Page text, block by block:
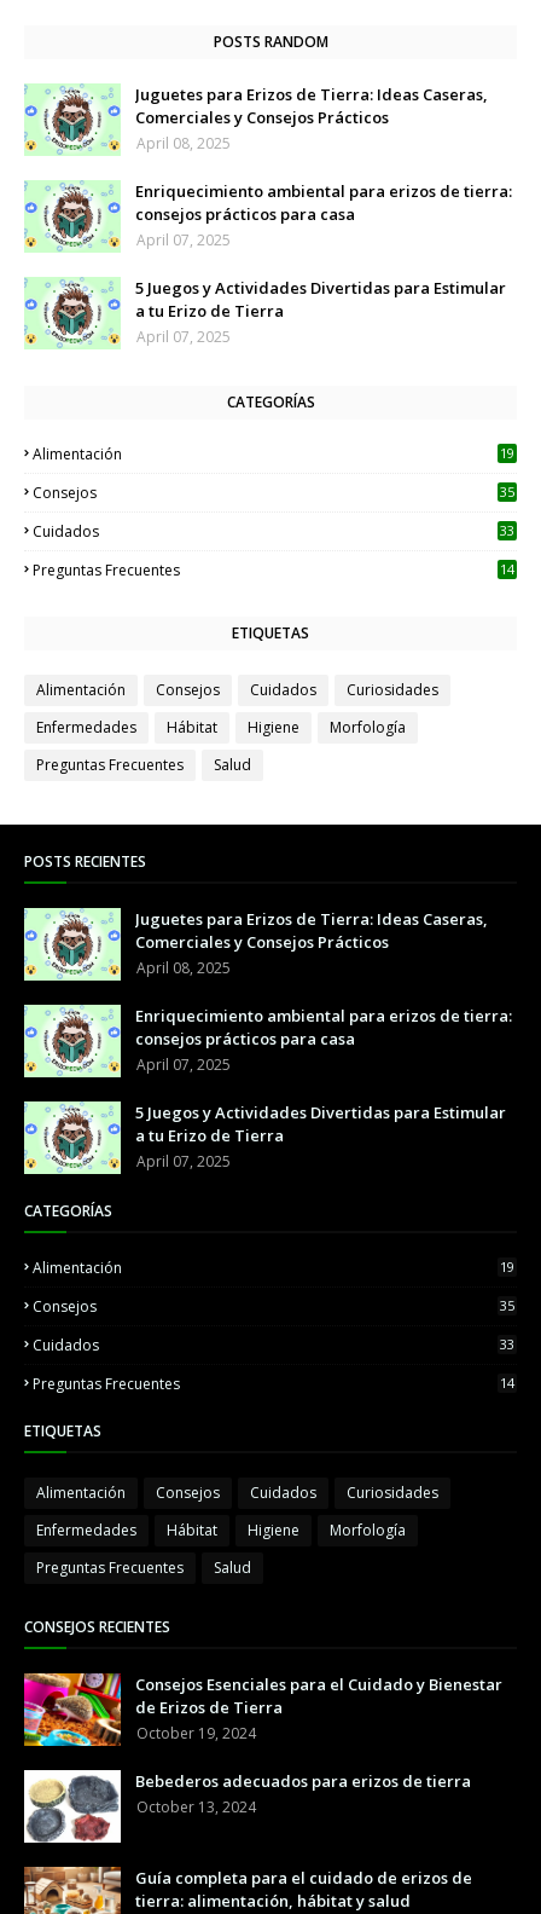
POSTS RANDOM
Juguetes para Erizos de Tierra: Ideas Caseras,
Comerciales y Consejos Prácticos
April 08, 2025
Enriquecimiento ambiental para erizos de tierra:
consejos prácticos para casa
April 07, 2025
5 Juegos y Actividades Divertidas para Estimular
a tu Erizo de Tierra
April 07, 2025
CATEGORÍAS
Alimentación 19
Consejos 35
Cuidados 33
Preguntas Frecuentes 14
ETIQUETAS
Alimentación Consejos Cuidados
Curiosidades
Enfermedades
Hábitat Higiene
Morfología
Preguntas Frecuentes
Salud
POSTS RECIENTES
Juguetes para Erizos de Tierra: Ideas Caseras,
Comerciales y Consejos Prácticos
April 08, 2025
Enriquecimiento ambiental para erizos de tierra:
consejos prácticos para casa
April 07, 2025
5 Juegos y Actividades Divertidas para Estimular
a tu Erizo de Tierra
April 07, 2025
CATEGORÍAS
Alimentación 19
Consejos 35
Cuidados 33
Preguntas Frecuentes 14
ETIQUETAS
Alimentación Consejos Cuidados
Curiosidades
Enfermedades
Hábitat Higiene
Morfología
Preguntas Frecuentes
Salud
CONSEJOS RECIENTES
Consejos Esenciales para el Cuidado y Bienestar
de Erizos de Tierra
October 19, 2024
Bebederos adecuados para erizos de tierra
October 13, 2024
Guía completa para el cuidado de erizos de
tierra: alimentación, hábitat y salud